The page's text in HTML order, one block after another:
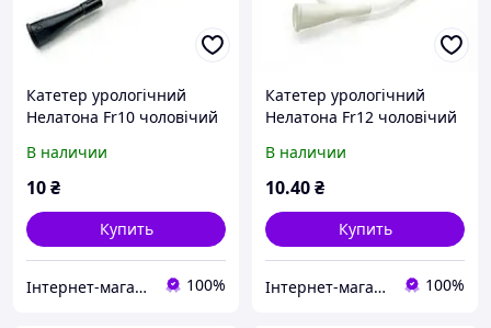
Катетер урологічний
Нелатона Fr10 чоловічий
В наличии
10₴
Купить
Інтернет-магазин Medmelochi.com.ua 100%
Катетер урологічний
Нелатона Fr12 чоловічий
В наличии
10.40₴
Купить
Інтернет-магазин Medmelochi.com.ua 100%